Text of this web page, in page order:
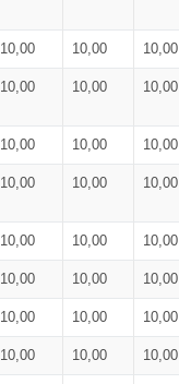
10,00 10,00 10,00
10,00 10,00 10,00
10,00 10,00 10,00
10,00 10,00 10,00
10,00 10,00 10,00
10,00 10,00 10,00
10,00 10,00 10,00
10,00 10,00 10,00